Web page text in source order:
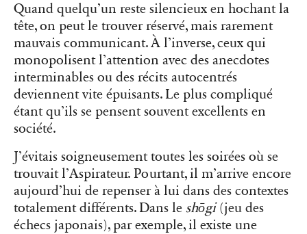
Quand quelqu’un reste silencieux en hochant la
tête, on peut le trouver réservé, mais rarement
mauvais communicant. À l’inverse, ceux qui
monopolisent l’attention avec des anecdotes
interminables ou des récits autocentrés
deviennent vite épuisants. Le plus compliqué
étant qu’ils se pensent souvent excellents en
société.
J’évitais soigneusement toutes les soirées où se
trouvait l’Aspirateur. Pourtant, il m’arrive encore
aujourd’hui de repenser à lui dans des contextes
totalement différents. Dans le shōgi(jeu des
échecs japonais), par exemple, il existe une